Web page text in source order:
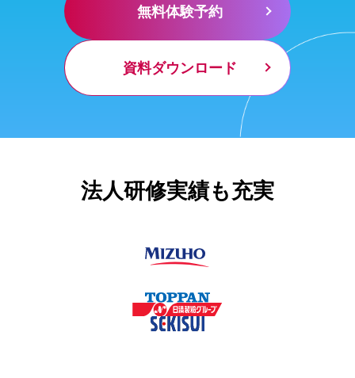
無料体験予約
資料ダウンロード
法人研修実績も充実